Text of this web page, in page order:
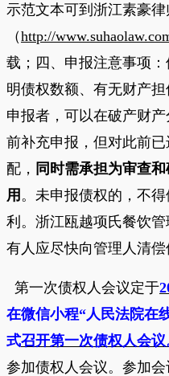
示范文本可到浙江素豪
（http://
载；四、申报注意事项
明债权数额、有无财产
申报者，可以在破产财
前补充申报，但对此前
配， 同时需承担为审查
用 。未申报债权的，不
利。 浙江瓯越项氏餐饮管
有人应尽快向管理人清偿
第一次债权人会议定于
在微信小程“人民法院在
式召开第一次债权人会议
参加债权人会议。参加